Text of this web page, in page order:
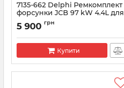
7135-662 Delphi Ремкомплект
форсунки JCB 97 kW 4.4L для
EJBR05001D
Артикул:
5 900 грн
Купити